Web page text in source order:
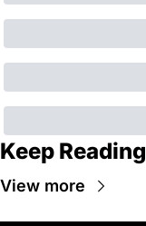
Keep Reading
View more